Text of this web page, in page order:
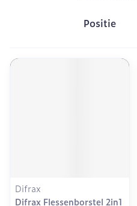
Sorteer op:
Difrax
Difrax Flessenborstel 2in1